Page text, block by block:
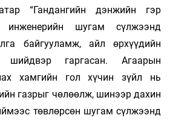
“Гандангийн дэнжийн гэр
инженерийн шугам сүлжээнд
байгууламж, айл өрхүүдийн
шийдвэр гаргасан. Агаарын
хамгийн гол хүчин зүйл нь
газрыг чөлөөлж, шинээр дахин
төвлөрсөн шугам сүлжээнд